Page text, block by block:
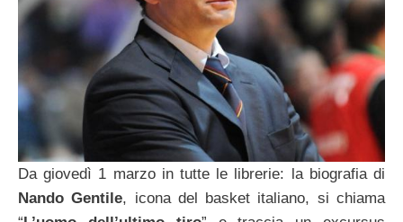
Da giovedì 1 marzo in tutte le librerie: la biografia di
Nando Gentile, icona del basket italiano, si chiama